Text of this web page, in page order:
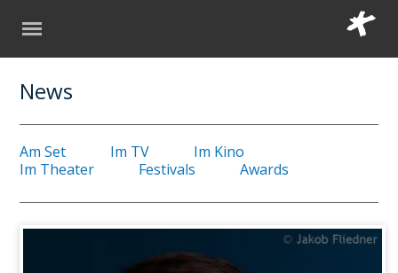
News
Am Set Im TV
Im Kino
Im Theater
Festivals Awards